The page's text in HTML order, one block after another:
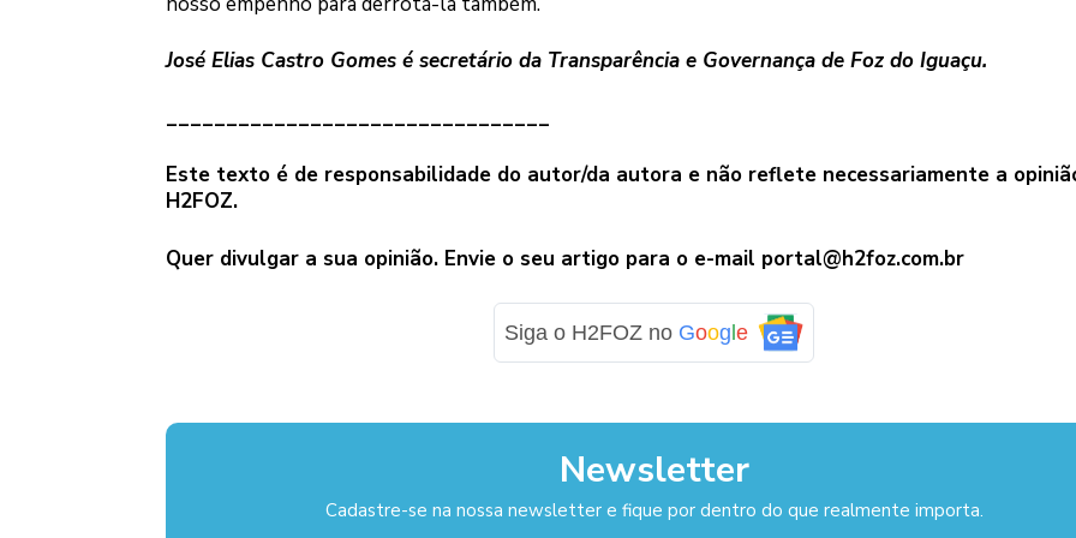
José Elias Castro Gomes é secretário da Transparência e Governança de Foz do Iguaçu.
________________________________
Este texto é de responsabilidade do autor/da autora e não reflete necessariamente a
H2FOZ.
Quer divulgar a sua opinião. Envie o seu artigo para o e-mail portal@h2foz.com.br
Siga o H2FOZ no Goog le
Newsletter
Cadastre-se na nossa newsletter e fique por dentro do que realmente importa.